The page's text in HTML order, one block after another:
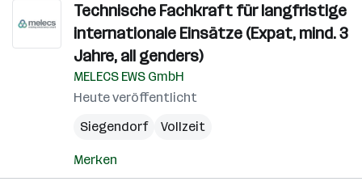
Technische Fachkraft für langfristige
internationale Einsätze (Expat, mind. 3
Jahre, all genders)
MELECS EWS GmbH
Heute veröffentlicht
Siegendorf
Vollzeit
Merken